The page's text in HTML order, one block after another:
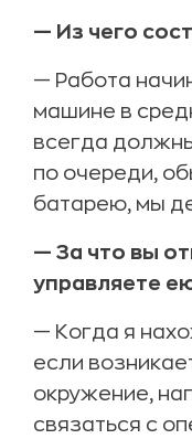
— Из чего
— Работа
машине в
всегда
по очереди,
батарею, мы
— За что вы
управляете
— Когда я
если
окружение,
связаться с